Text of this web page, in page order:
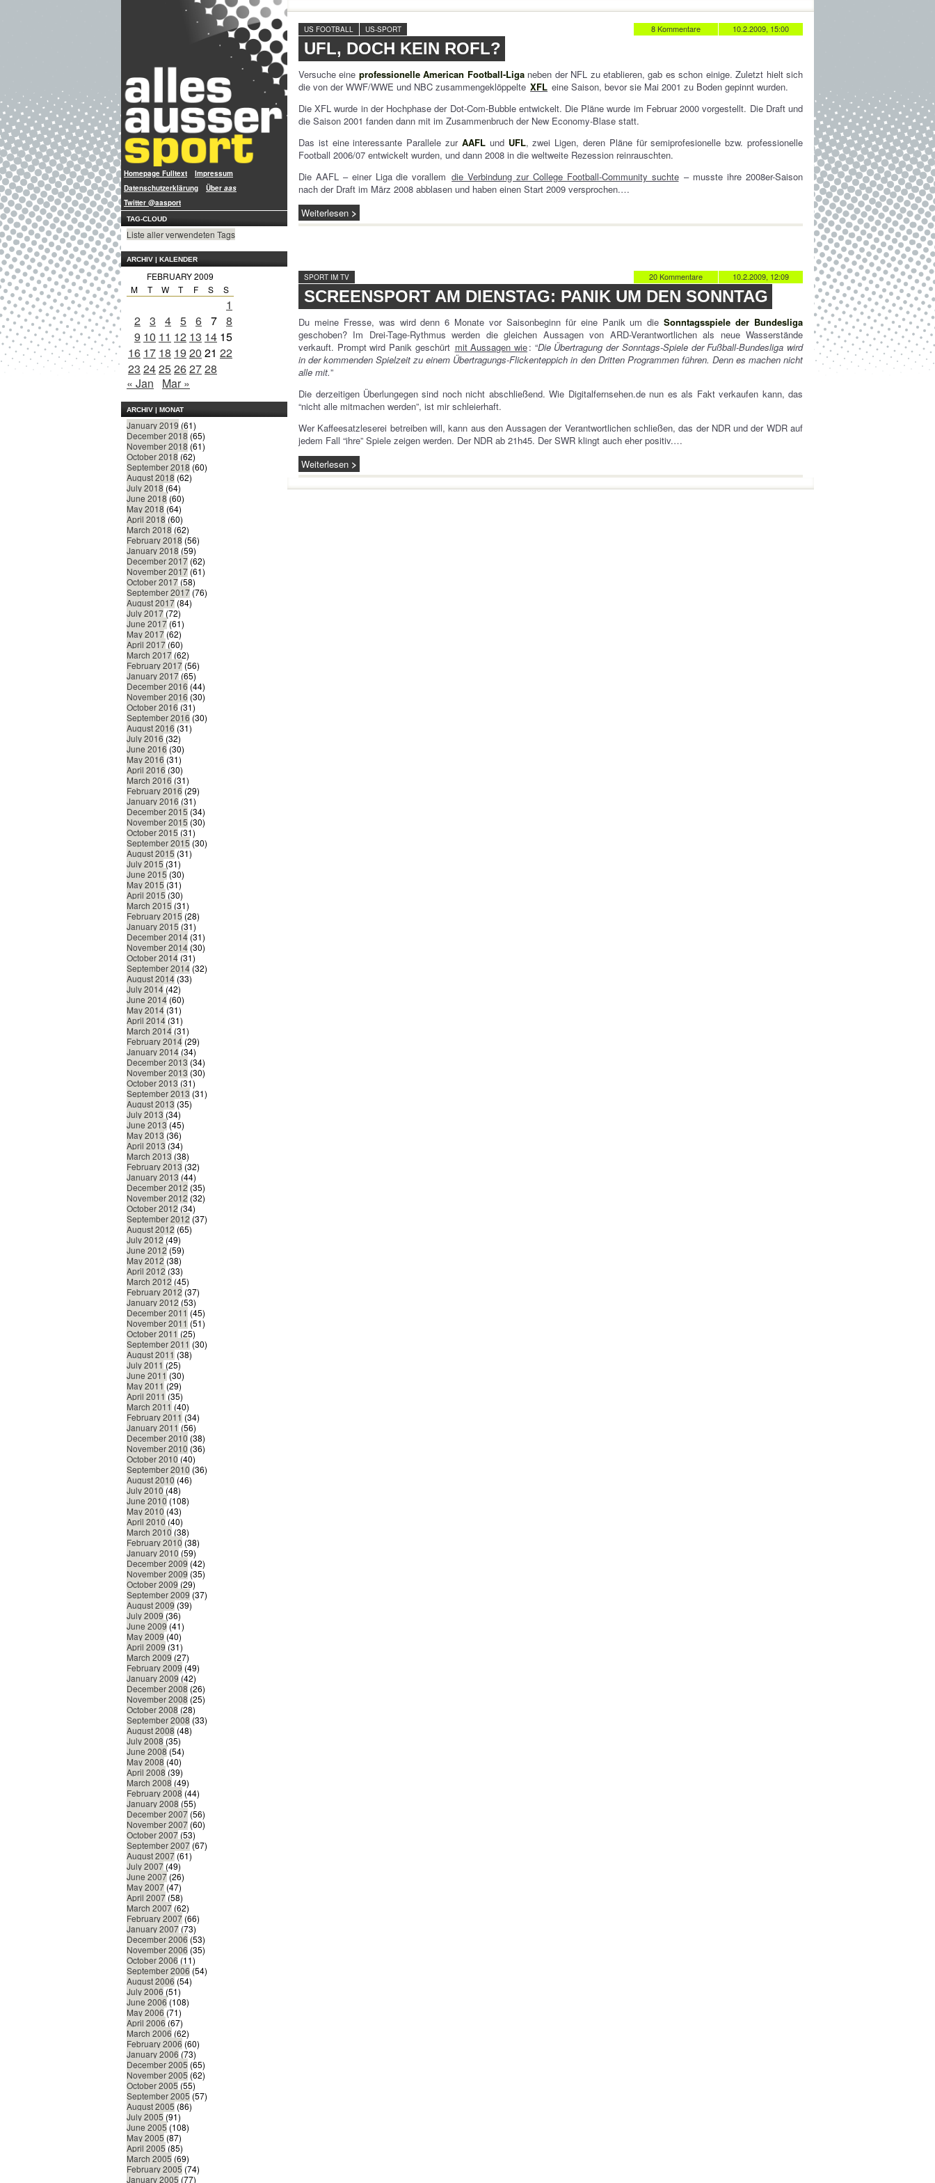
Homepage Fulltext
Impressum
Datenschutzerklärung
Über aas
Twitter @aasport
TAG-CLOUD
Liste aller verwendeten Tags
ARCHIV | KALENDER
FEBRUARY 2009
M
T W T F S S
1
2 3 4 5 6 7 8
9 10 11 12 13 14 15
16 17 18 19 20 21 22
23 2425262728
« Jan
Mar »
ARCHIV | MONAT
January 2019 (61)
December 2018 (65)
November 2018 (61)
October 2018 (62)
September 2018 (60)
August 2018 (62)
July 2018 (64)
June 2018 (60)
May 2018 (64)
April 2018 (60)
March 2018 (62)
February 2018 (56)
January 2018 (59)
December 2017 (62)
November 2017 (61)
October 2017 (58)
September 2017 (76)
August 2017 (84)
July 2017 (72)
June 2017 (61)
May 2017 (62)
April 2017 (60)
March 2017 (62)
February 2017 (56)
January 2017 (65)
December 2016 (44)
November 2016 (30)
October 2016 (31)
September 2016 (30)
August 2016 (31)
July 2016 (32)
June 2016 (30)
May 2016 (31)
April 2016 (30)
March 2016 (31)
February 2016 (29)
January 2016 (31)
December 2015 (34)
November 2015 (30)
October 2015 (31)
September 2015 (30)
August 2015 (31)
July 2015 (31)
June 2015 (30)
May 2015 (31)
April 2015 (30)
March 2015 (31)
February 2015 (28)
January 2015 (31)
December 2014 (31)
November 2014 (30)
October 2014 (31)
September 2014 (32)
August 2014 (33)
July 2014 (42)
June 2014 (60)
May 2014 (31)
April 2014 (31)
March 2014 (31)
February 2014 (29)
January 2014 (34)
December 2013 (34)
November 2013 (30)
October 2013 (31)
September 2013 (31)
August 2013 (35)
July 2013 (34)
June 2013 (45)
May 2013 (36)
April 2013 (34)
March 2013 (38)
February 2013 (32)
January 2013 (44)
December 2012 (35)
November 2012 (32)
October 2012 (34)
September 2012 (37)
August 2012 (65)
July 2012 (49)
June 2012 (59)
May 2012 (38)
April 2012 (33)
March 2012 (45)
February 2012 (37)
January 2012 (53)
December 2011 (45)
November 2011 (51)
October 2011 (25)
September 2011 (30)
August 2011 (38)
July 2011 (25)
June 2011 (30)
May 2011 (29)
April 2011 (35)
March 2011 (40)
February 2011 (34)
January 2011 (56)
December 2010 (38)
November 2010 (36)
October 2010 (40)
September 2010 (36)
August 2010 (46)
July 2010 (48)
June 2010 (108)
May 2010 (43)
April 2010 (40)
March 2010 (38)
February 2010 (38)
January 2010 (59)
December 2009 (42)
November 2009 (35)
October 2009 (29)
September 2009 (37)
August 2009 (39)
July 2009 (36)
June 2009 (41)
May 2009 (40)
April 2009 (31)
March 2009 (27)
February 2009 (49)
January 2009 (42)
December 2008 (26)
November 2008 (25)
October 2008 (28)
September 2008 (33)
August 2008 (48)
July 2008 (35)
June 2008 (54)
May 2008 (40)
April 2008 (39)
March 2008 (49)
February 2008 (44)
January 2008 (55)
December 2007 (56)
November 2007 (60)
October 2007 (53)
September 2007 (67)
August 2007 (61)
July 2007 (49)
June 2007 (26)
May 2007 (47)
April 2007 (58)
March 2007 (62)
February 2007 (66)
January 2007 (73)
December 2006 (53)
November 2006 (35)
October 2006 (11)
September 2006 (54)
August 2006 (54)
July 2006 (51)
June 2006 (108)
May 2006 (71)
April 2006 (67)
March 2006 (62)
February 2006 (60)
January 2006 (73)
December 2005 (65)
November 2005 (62)
October 2005 (55)
September 2005 (57)
August 2005 (86)
July 2005 (91)
June 2005 (108)
May 2005 (87)
April 2005 (85)
March 2005 (69)
February 2005 (74)
January 2005 (77)
10.2.2009, 15:00
8 Kommentare
US FOOTBALL US-SPORT
UFL, DOCH KEIN ROFL?
Versuche eine professionelle American Football-Liganeben der NFL zu etablieren, gab es schon einige. Zuletzt hielt sich
die von der WWF/WWE und NBC zusammengeklöppelte XFL eine Saison, bevor sie Mai 2001 zu Boden gepinnt wurden.
Die XFL wurde in der Hochphase der Dot-Com-Bubble entwickelt. Die Pläne wurde im Februar 2000 vorgestellt. Die Draft und
die Saison 2001 fanden dann mit im Zusammenbruch der New Economy-Blase statt.
Das ist eine interessante Parallele zur AAFLund UFL, zwei Ligen, deren Pläne für semiprofesionelle bzw. professionelle
Football 2006/07 entwickelt wurden, und dann 2008 in die weltweite Rezession reinrauschten.
Die AAFL – einer Liga die vorallem die Verbindung zur College Football-Community suchte – musste ihre 2008er-Saison
nach der Draft im März 2008 abblasen und haben einen Start 2009 versprochen.…
Weiterlesen
10.2.2009, 12:09
20 Kommentare
SPORT IM TV
SCREENSPORT AM DIENSTAG: PANIK UM DEN SONNTAG
Du meine Fresse, was wird denn 6 Monate vor Saisonbeginn für eine Panik um dieSonntagsspiele der Bundesliga
geschoben? Im Drei-Tage-Rythmus werden die gleichen Aussagen von ARD-Verantwortlichen als neue Wasserstände
verkauft. Prompt wird Panik geschürt mit Aussagen wie: “Die Übertragung der Sonntags-Spiele der Fußball-Bundesliga wird
in der kommenden Spielzeit zu einem Übertragungs-Flickenteppich in den Dritten Programmen führen. Denn es machen nicht
alle mit.”
Die derzeitigen Überlungegen sind noch nicht abschließend. Wie Digitalfernsehen.de nun es als Fakt verkaufen kann, das
“nicht alle mitmachen werden”, ist mir schleierhaft.
Wer Kaffeesatzleserei betreiben will, kann aus den Aussagen der Verantwortlichen schließen, das der NDR und der WDR auf
jedem Fall “ihre” Spiele zeigen werden. Der NDR ab 21h45. Der SWR klingt auch eher positiv.…
Weiterlesen